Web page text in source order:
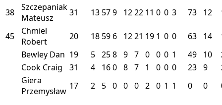
38
Szczepaniak
Mateusz
31 13 579 1222 11 0 0 3 73 12
45
Chmiel
Robert
20 18 59 6 1221 19 1 0 0 63 14
Bewley Dan 19 5 258 9 7 0 0 0 1 49 10
Cook Craig
31 4 160 8 7 1 0 0 0 23 9
Giera
Przemysław 17 2 5 0 0 0 2 0 1 1 0 0